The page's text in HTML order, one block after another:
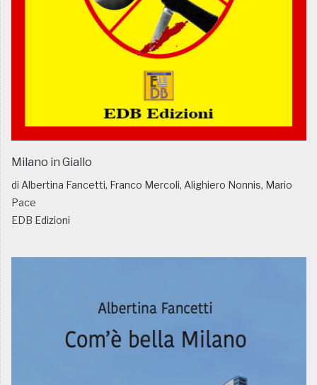
Milano in Giallo
di Albertina Fancetti, Franco Mercoli, Alighiero Nonnis, Mario
Pace
EDB Edizioni